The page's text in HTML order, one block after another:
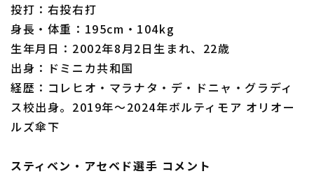
投打：右投右打
身長・体重：195cm・104kg
生年月日：2002年8月2日生まれ、22歳
出身：ドミニカ共和国
経歴：コレヒオ・マラナタ・デ・ドニャ・グラディ
ス校出身。2019年～2024年ボルティモア オリオー
ルズ傘下
スティベン・アセベド選手 コメント